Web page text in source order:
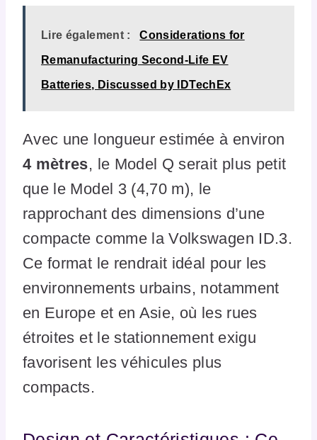
Lire également : Considerations for
Remanufacturing Second-Life EV
Batteries, Discussed by IDTechEx
Avec une longueur estimée à environ
4 mètres, le Model Q serait plus petit
que le Model 3 (4,70 m), le
rapprochant des dimensions d’une
compacte comme la Volkswagen ID.3.
Ce format le rendrait idéal pour les
environnements urbains, notamment
en Europe et en Asie, où les rues
étroites et le stationnement exigu
favorisent les véhicules plus
compacts.